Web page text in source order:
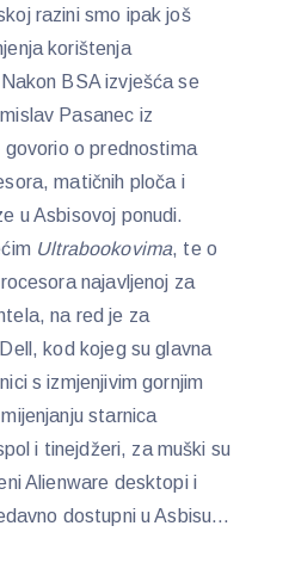
razini smo ipak još
korištenja
BSA izvješća se
Pasanec iz
govorio o prednostima
matičnih ploča i
u Asbisovoj ponudi.
Ultrabookovima, te o
najavljenoj za
na red je za
kod kojeg su glavna
s izmjenjivim gornjim
starnica
i tinejdžeri, za muški su
Alienware desktopi i
dostupni u Asbisu…